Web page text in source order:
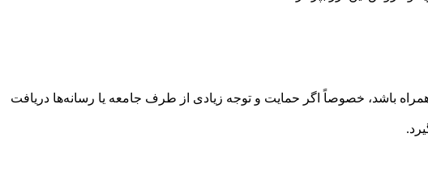
همراه باشد، خصوصاً اگر حمایت و توجه زیادی از طرف جامعه یا رسانه‌ها دریافت